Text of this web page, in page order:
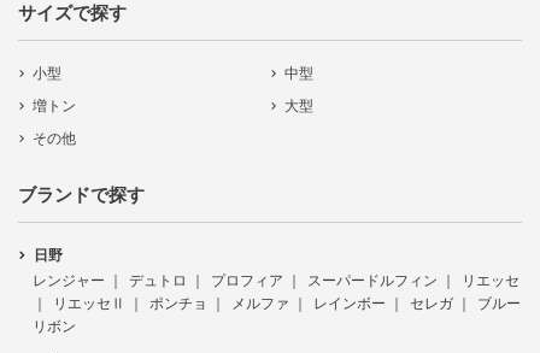
サイズで探す
小型
中型
増トン
大型
その他
ブランドで探す
日野
レンジャー
デュトロ プロフィア スーパードルフィン
リエッセ
リエッセⅡ
ポンチョ メルファ レインボー セレガ
ブルー
リボン